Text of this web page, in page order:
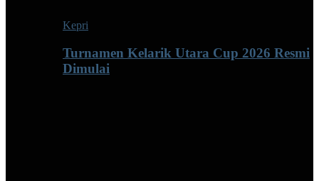
Kepri
Turnamen Kelarik Utara Cup 2026 Resmi
Dimulai